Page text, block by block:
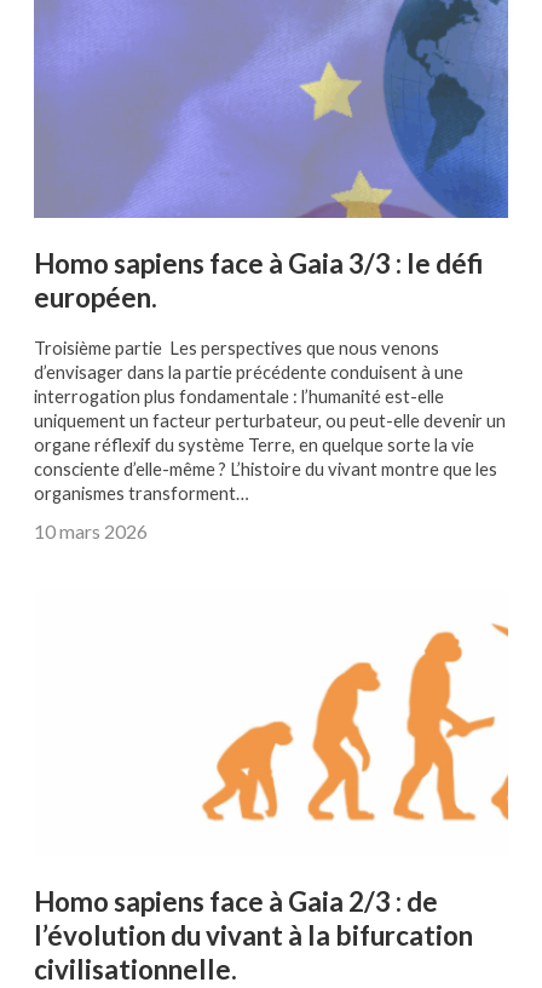
Homo sapiens face à Gaia 3/3 : le défi
européen.
Troisième partie Les perspectives que nous venons
d’envisager dans la partie précédente conduisent à une
interrogation plus fondamentale : l’humanité est-elle
uniquement un facteur perturbateur, ou peut-elle devenir un
organe réflexif du système Terre, en quelque sorte la vie
consciente d’elle-même ? L’histoire du vivant montre que les
organismes transforment…
10 mars 2026
Homo sapiens face à Gaia 2/3 : de
l’évolution du vivant à la bifurcation
civilisationnelle.